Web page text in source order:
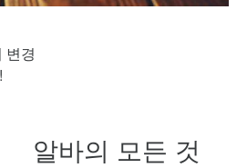
변경
알바의 모든 것